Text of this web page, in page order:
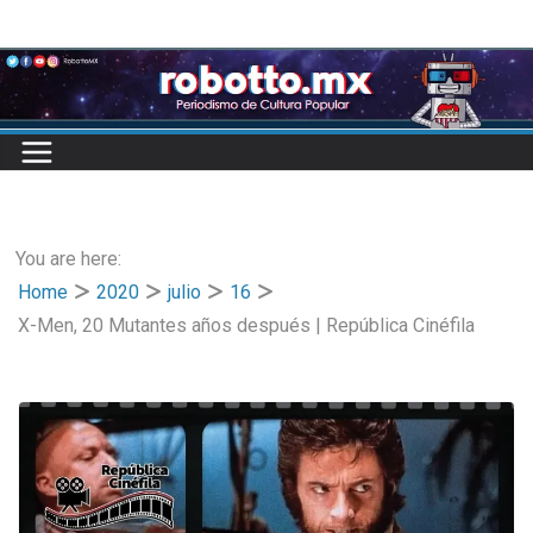
to
content
You are here:
Home
2020 julio
16
X-Men, 20 Mutantes años después | República Cinéfila